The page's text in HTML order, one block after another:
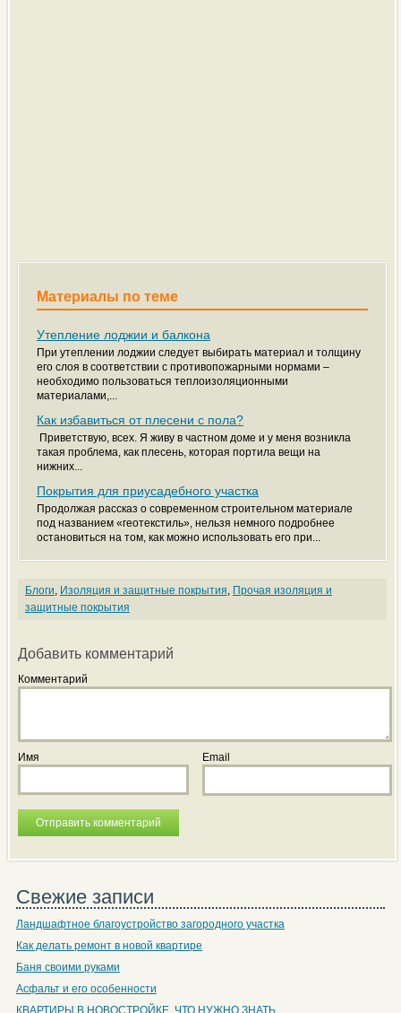
Материалы по теме
Утепление лоджии и балкона
При утеплении лоджии следует выбирать материал и толщину
его слоя в соответствии с противопожарными нормами –
необходимо пользоваться теплоизоляционными
материалами,...
Как избавиться от плесени с пола?
Приветствую, всех. Я живу в частном доме и у меня возникла
такая проблема, как плесень, которая портила вещи на
нижних...
Покрытия для приусадебного участка
Продолжая рассказ о современном строительном материале
под названием «геотекстиль», нельзя немного подробнее
остановиться на том, как можно использовать его при...
Блоги, Изоляция и защитные покрытия, Прочая изоляция и
защитные покрытия
Добавить комментарий
Комментарий
Имя Email
Свежие записи
Ландшафтное благоустройство загородного участка
Как делать ремонт в новой квартире
Баня своими руками
Асфальт и его особенности
КВАРТИРЫ В НОВОСТРОЙКЕ, ЧТО НУЖНО ЗНАТЬ